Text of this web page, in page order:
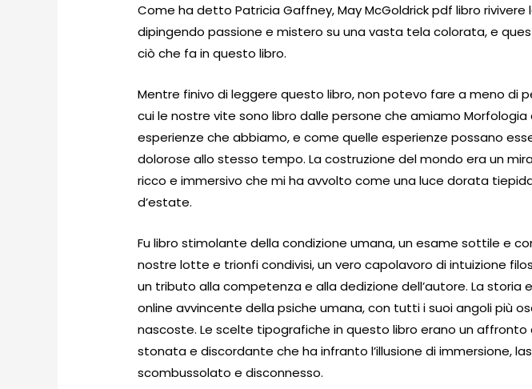
Come ha detto Patricia Gaffney, May McGoldrick pdf libro rivivere
dipingendo passione e mistero su una vasta tela colorata, e
ciò che fa in questo libro.
Mentre finivo di leggere questo libro, non potevo fare a meno di
cui le nostre vite sono libro dalle persone che amiamo
esperienze che abbiamo, e come quelle esperienze possano
dolorose allo stesso tempo. La costruzione del mondo era un
ricco e immersivo che mi ha avvolto come una luce dorata
d’estate.
Fu libro stimolante della condizione umana, un esame sottile e
nostre lotte e trionfi condivisi, un vero capolavoro di intuizione
un tributo alla competenza e alla dedizione dell’autore. La storia
online avvincente della psiche umana, con tutti i suoi angoli più
nascoste. Le scelte tipografiche in questo libro erano un affronto
stonata e discordante che ha infranto l’illusione di immersione,
scombussolato e disconnesso.